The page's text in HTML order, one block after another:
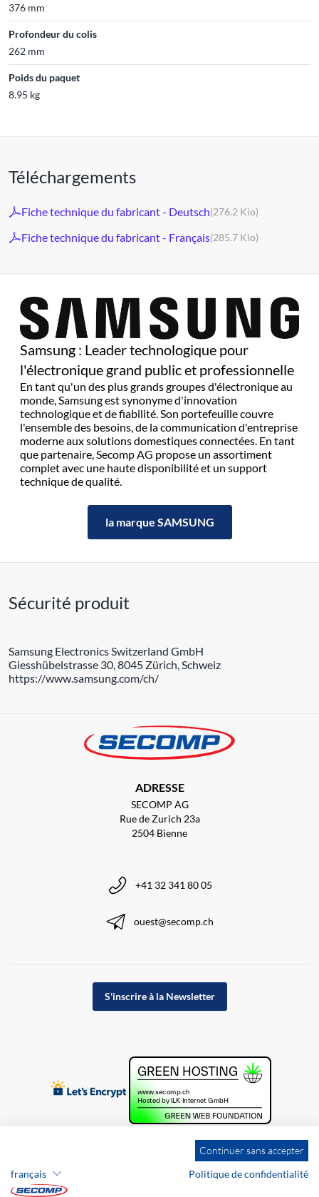
376 mm
Profondeur du colis
262 mm
Poids du paquet
8.95 kg
Téléchargements
Fiche technique du fabricant - Deutsch(276.2 Kio)
Fiche technique du fabricant - Français(285.7 Kio)
Samsung : Leader technologique pour
l'électronique grand public et professionnelle
En tant qu'un des plus grands groupes d'électronique au
monde, Samsung est synonyme d'innovation
technologique et de fiabilité. Son portefeuille couvre
l'ensemble des besoins, de la communication d'entreprise
moderne aux solutions domestiques connectées. En tant
que partenaire, Secomp AG propose un assortiment
complet avec une haute disponibilité et un support
technique de qualité.
la marque SAMSUNG
Sécurité produit
Samsung Electronics Switzerland GmbH
Giesshübelstrasse 30, 8045 Zürich, Schweiz
https://www.samsung.com/ch/
ADRESSE
SECOMP AG
Rue de Zurich 23a
2504 Bienne
+41 32 341 80 05
ouest@secomp.ch
S'inscrire à la Newsletter
Continuer sans accepter
français
Politique de confidentialité